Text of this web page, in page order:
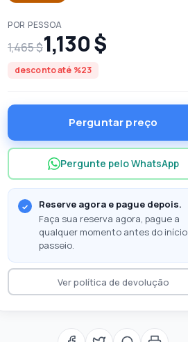
POR PESSOA
1,465 $1,130 $
desconto até %23
Perguntar preço
Pergunte pelo WhatsApp
Reserve agora e pague depois.
Faça sua reserva agora, pague a
qualquer momento antes do
passeio.
Ver política de devolução